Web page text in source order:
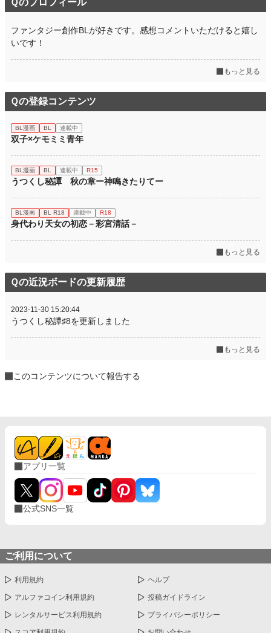
ファンタジー創作BLが好きです。感想コメントいただけると嬉し
いです！
もっと見る
Ｑの登録コンテンツ
BL漫画 BL 連載中
双子×ケモミミ青年
BL漫画 BL 連載中 R15
うつくし秘譚 秋の章ー神鳴きたりてー
BL漫画 BL R18 連載中 R18
身代わり天女の初恋－彩宮清話－
もっと見る
Ｑの近況ボードの更新履歴
2023-11-30 15:20:44
うつくし秘譚♯8を更新しました
もっと見る
このコンテンツについて報告する
アプリ一覧
公式SNS一覧
ご利用について
利用規約 ヘルプ
アルファコイン利用規約 投稿ガイドライン
レンタルサービス利用規約 プライバシーポリシー